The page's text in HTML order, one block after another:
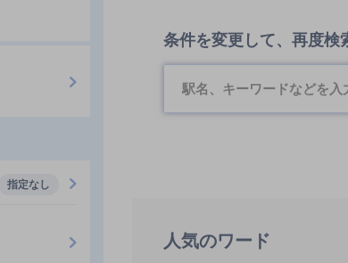
条件を変更して、再度検
人気のワード
指定なし